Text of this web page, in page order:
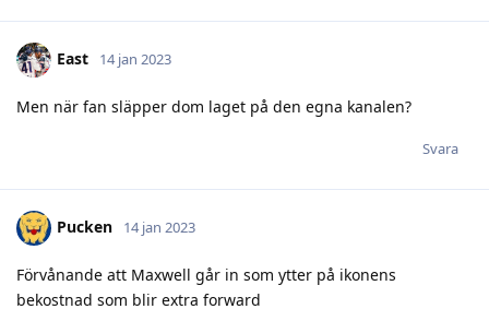
East 14 jan 2023
Men när fan släpper dom laget på den egna kanalen?
Svara
Pucken 14 jan 2023
Förvånande att Maxwell går in som ytter på ikonens
bekostnad som blir extra forward